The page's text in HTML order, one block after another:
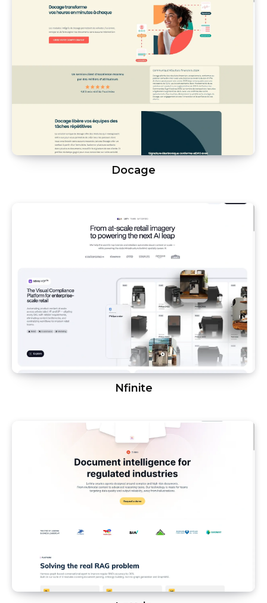
Docage
Nfinite